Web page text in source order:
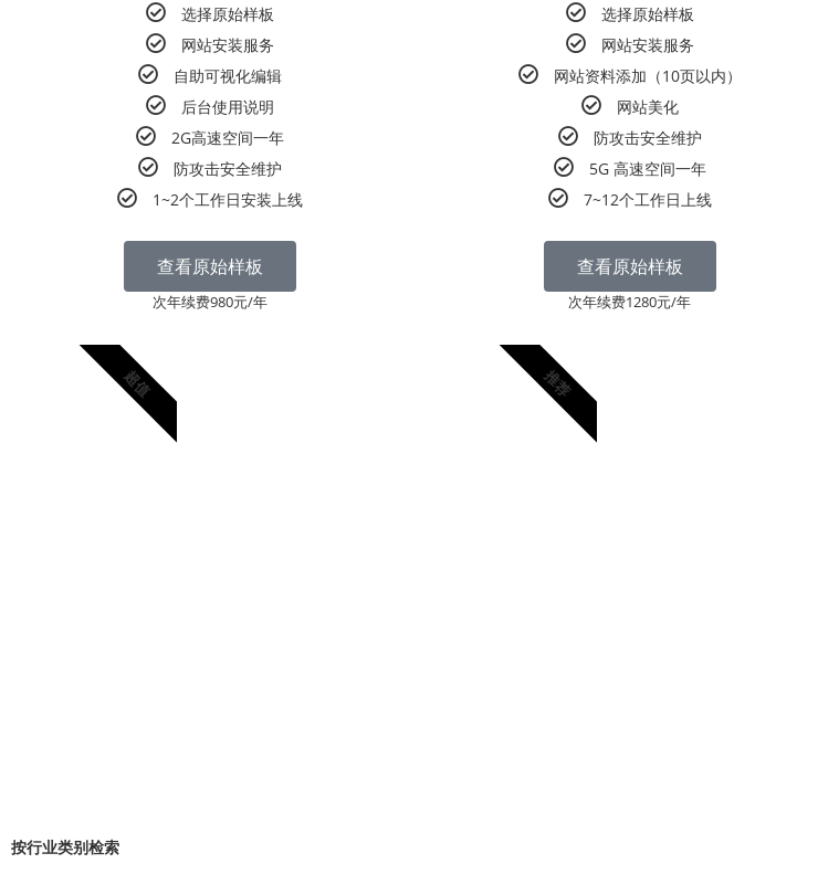
选择原始样板
网站安装服务
自助可视化编辑
后台使用说明
2G高速空间一年
防攻击安全维护
1~2个工作日安装上线
查看原始样板
次年续费980元/年
超值
选择原始样板
网站安装服务
网站资料添加（10页以内）
网站美化
防攻击安全维护
5G 高速空间一年
7~12个工作日上线
查看原始样板
次年续费1280元/年
推荐
按行业类别检索